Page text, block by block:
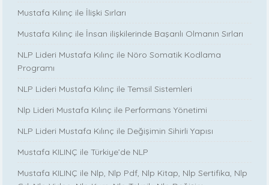
Mustafa Kılınç ile İlişki Sırları
Mustafa Kılınç ile İnsan ilişkilerinde Başarılı Olmanın Sırları
NLP Lideri Mustafa Kılınç ile Nöro Somatik Kodlama
Programı
NLP Lideri Mustafa Kılınç ile Temsil Sistemleri
Nlp Lideri Mustafa Kılınç ile Performans Yönetimi
NLP Lideri Mustafa Kılınç ile Değişimin Sihirli Yapısı
Mustafa KILINÇ ile Türkiye’de NLP
Mustafa KILINÇ ile Nlp, Nlp Pdf, Nlp Kitap, Nlp Sertifika, Nlp